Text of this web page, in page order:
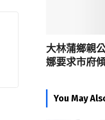
大林蒲鄉親
娜要求市府
You May